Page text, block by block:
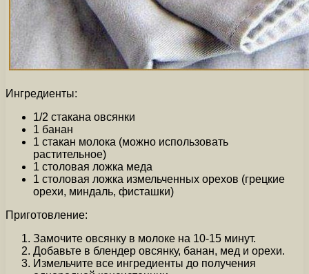
Ингредиенты:
1/2 стакана овсянки
1 банан
1 стакан молока (можно использовать
растительное)
1 столовая ложка меда
1 столовая ложка измельченных орехов (грецкие
орехи, миндаль, фисташки)
Приготовление:
Замочите овсянку в молоке на 10-15 минут.
Добавьте в блендер овсянку, банан, мед и орехи.
Измельчите все ингредиенты до получения